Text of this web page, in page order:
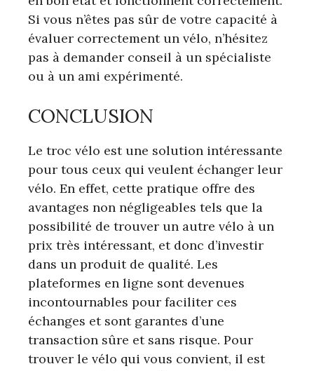
Si vous n’êtes pas sûr de votre capacité à
évaluer correctement un vélo, n’hésitez
pas à demander conseil à un spécialiste
ou à un ami expérimenté.
CONCLUSION
Le troc vélo est une solution intéressante
pour tous ceux qui veulent échanger leur
vélo. En effet, cette pratique offre des
avantages non négligeables tels que la
possibilité de trouver un autre vélo à un
prix très intéressant, et donc d’investir
dans un produit de qualité. Les
plateformes en ligne sont devenues
incontournables pour faciliter ces
échanges et sont garantes d’une
transaction sûre et sans risque. Pour
trouver le vélo qui vous convient, il est